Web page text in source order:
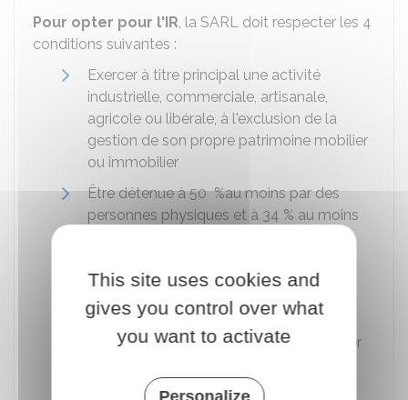
Pour opter pour l'IR, la SARL doit respecter les 4
conditions suivantes :
Exercer à titre principal une activité
industrielle, commerciale, artisanale,
agricole ou libérale, à l'exclusion de la
gestion de son propre patrimoine mobilier
ou immobilier
Être détenue à50 %au moins par des
personnes physiques et à 34 % au moins
Ne pas être cotée sur un marché
réglementé
Employer moins de 50 salariés et réaliser
bilan inférieur à
10 millions €
This site uses cookies and
gives you control over what
you want to activate
Personalize